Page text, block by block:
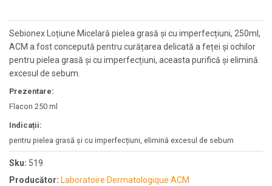
Sebionex Loțiune Micelară pielea grasă și cu imperfecțiuni, 250ml,
ACM a fost concepută pentru curățarea delicată a feței și ochilor
pentru pielea grasă și cu imperfecțiuni, aceasta purifică și elimină
excesul de sebum.
Prezentare:
Flacon 250 ml
Indicații:
pentru pielea grasă și cu imperfecțiuni, elimină excesul de sebum
Sku: 519
Producător: Laboratoire Dermatologique ACM